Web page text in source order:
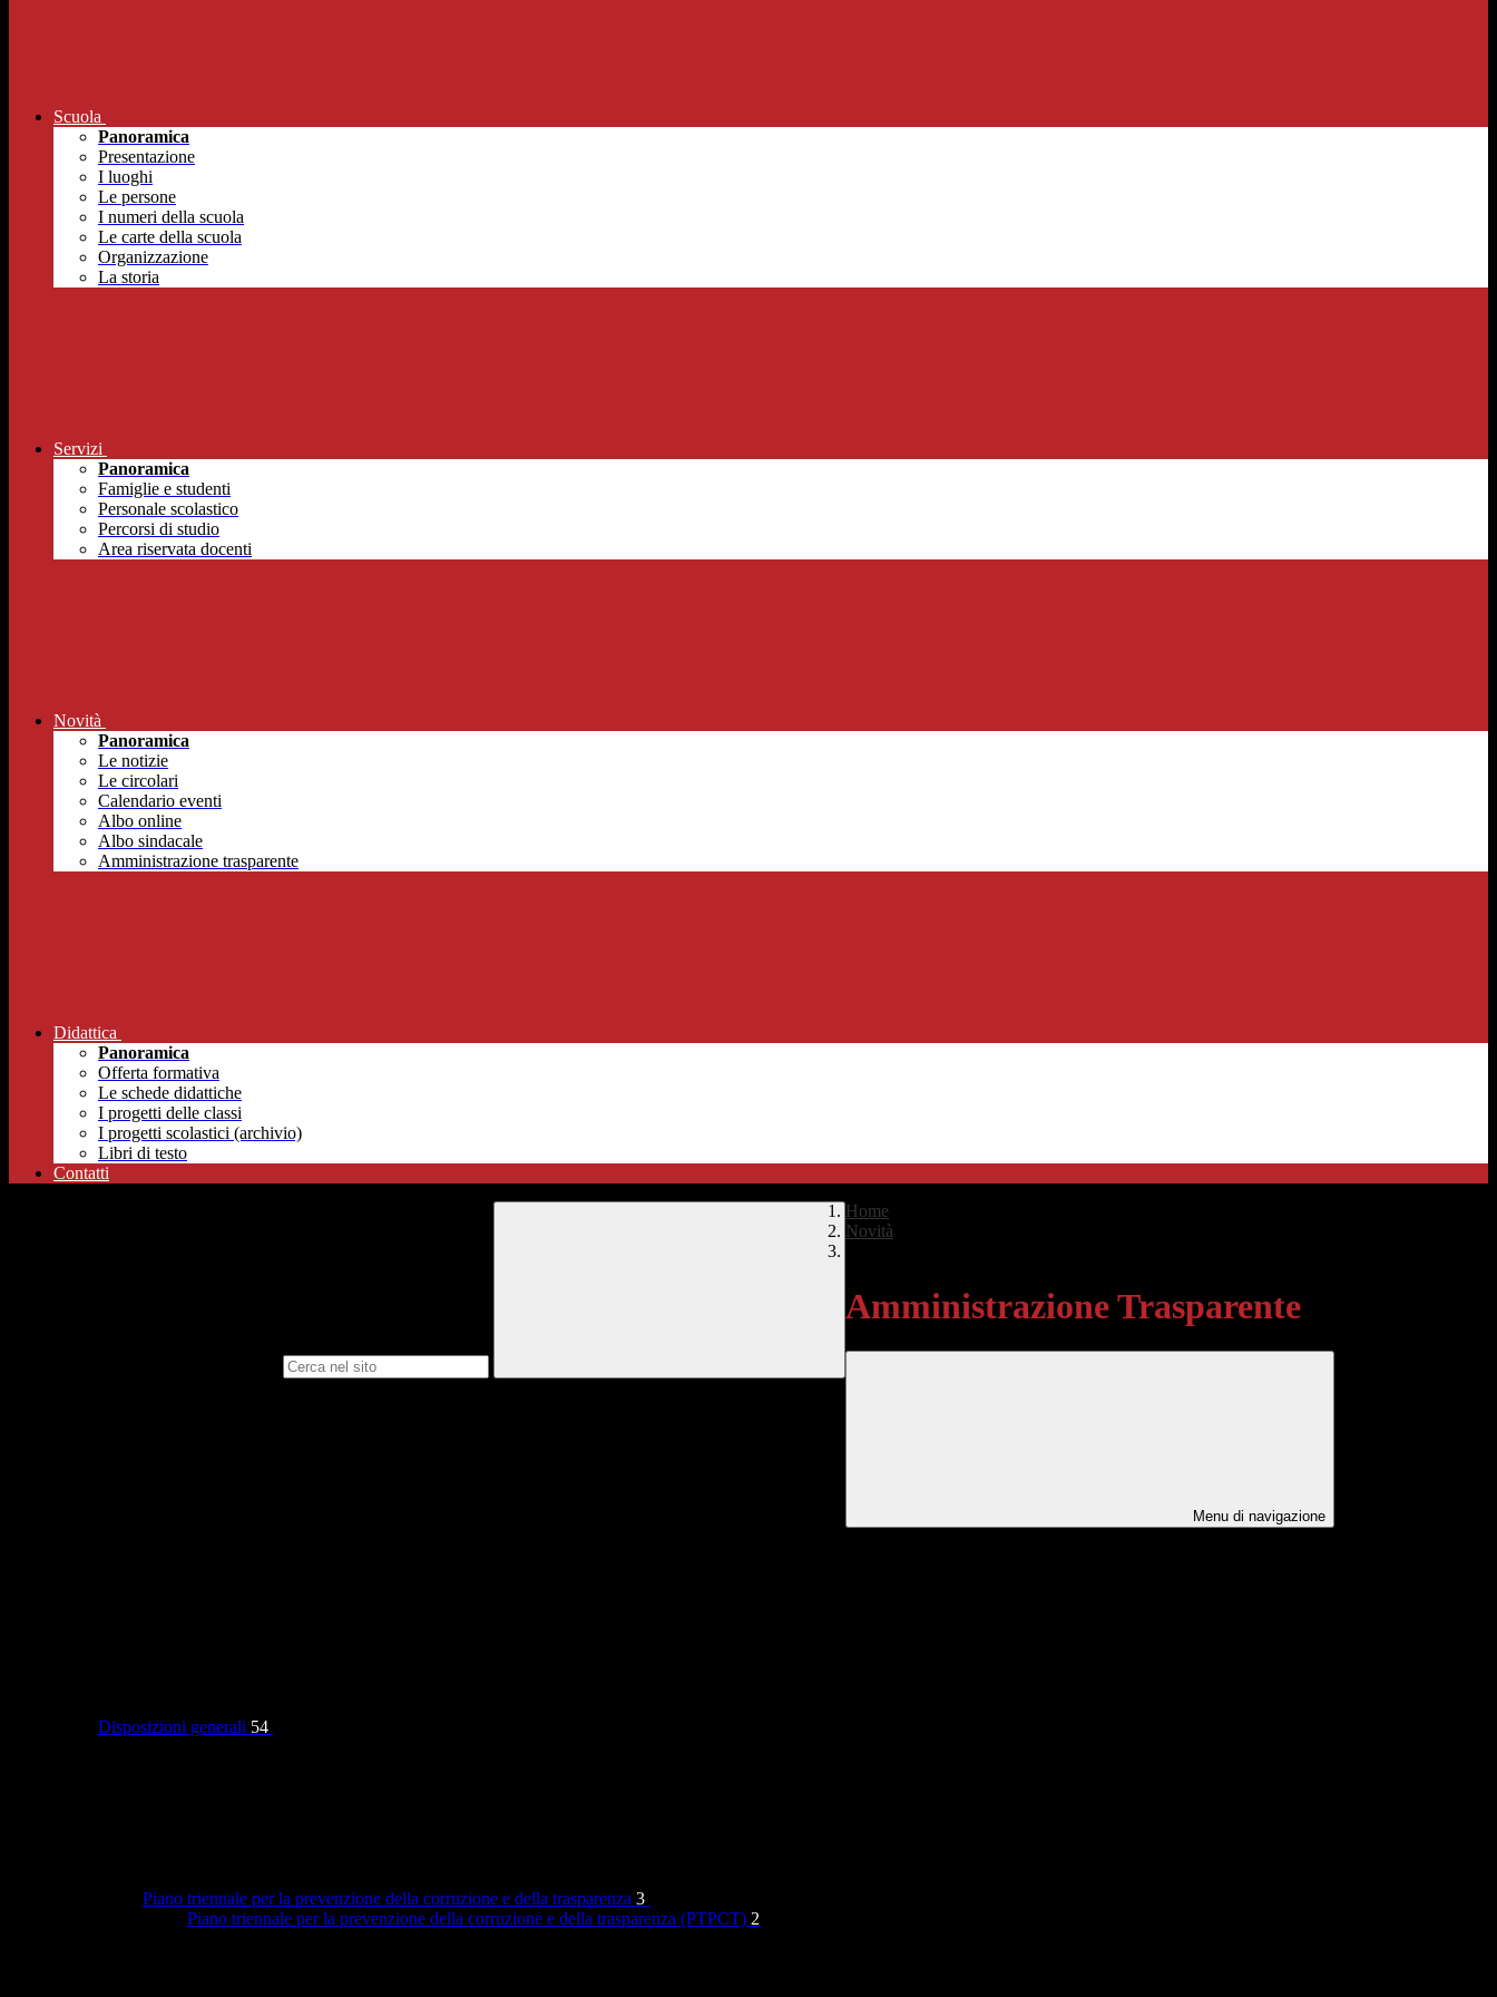
Scuola
Panoramica
Presentazione
I luoghi
Le persone
I numeri della scuola
Le carte della scuola
Organizzazione
La storia
Servizi
Panoramica
Famiglie e studenti
Personale scolastico
Percorsi di studio
Area riservata docenti
Novità
Panoramica
Le notizie
Le circolari
Calendario eventi
Albo online
Albo sindacale
Amministrazione trasparente
Didattica
Panoramica
Offerta formativa
Le schede didattiche
I progetti delle classi
I progetti scolastici (archivio)
Libri di testo
Contatti
Home
Novità
Amministrazione Trasparente
Menu di navigazione
Disposizioni generali 54
Piano triennale per la prevenzione della corruzione e della trasparenza 3
Piano triennale per la prevenzione della corruzione e della trasparenza (PTPCT) 2